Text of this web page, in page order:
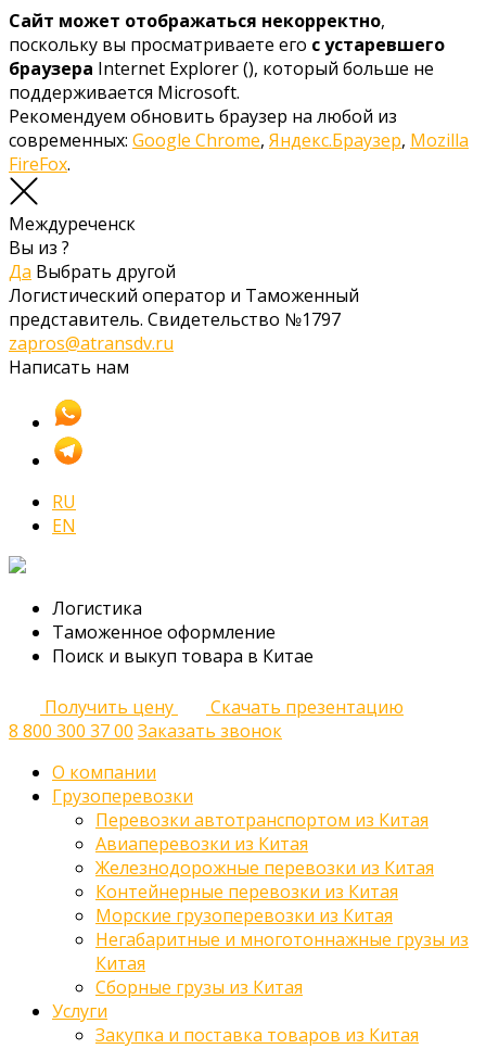
Сайт может отображаться некорректно,
поскольку вы просматриваете его с устаревшего
браузера Internet Explorer (), который больше не
поддерживается Microsoft.
Рекомендуем обновить браузер на любой из
современных: Google Chrome, Яндекс.Браузер, Mozilla
FireFox.
Междуреченск
Вы из ?
Да Выбрать другой
Логистический оператор и Таможенный
представитель. Свидетельство №1797
zapros@atransdv.ru
Написать нам
RU
EN
Логистика
Таможенное оформление
Поиск и выкуп товара в Китае
Получить цену
Скачать презентацию
8 800 300 37 00 Заказать звонок
О компании
Грузоперевозки
Перевозки автотранспортом из Китая
Авиаперевозки из Китая
Железнодорожные перевозки из Китая
Контейнерные перевозки из Китая
Морские грузоперевозки из Китая
Негабаритные и многотоннажные грузы из
Китая
Сборные грузы из Китая
Услуги
Закупка и поставка товаров из Китая